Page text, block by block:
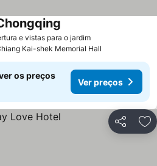
e vistas para o jardimVer preços
Kai-shek Memorial Hall
os preços
Ver preços
Partilhar